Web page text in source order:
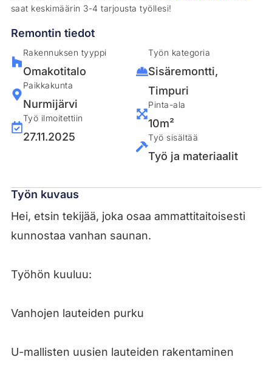
saat keskimäärin 3-4 tarjousta työllesi!
Remontin tiedot
Rakennuksen tyyppi
Omakotitalo
Paikkakunta
Nurmijärvi
Työ ilmoitettiin
27.11.2025
Työn kategoria
Sisäremontti,
Timpuri
Pinta-ala
10m²
Työ sisältää
Työ ja materiaalit
Työn kuvaus
Hei, etsin tekijää, joka osaa ammattitaitoisesti
kunnostaa vanhan saunan.
Työhön kuuluu:
Vanhojen lauteiden purku
U-mallisten uusien lauteiden rakentaminen